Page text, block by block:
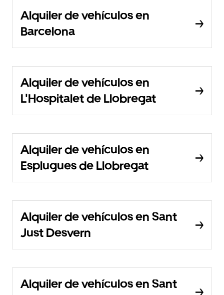
Alquiler de vehículos en
Barcelona
Alquiler de vehículos en
L'Hospitalet de Llobregat
Alquiler de vehículos en
Esplugues de Llobregat
Alquiler de vehículos en Sant
Just Desvern
Alquiler de vehículos en Sant